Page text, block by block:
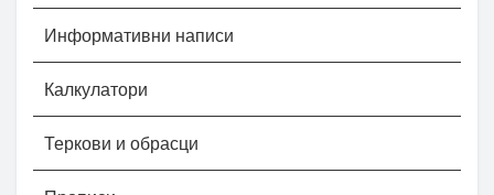
Информативни написи
Калкулатори
Теркови и обрасци